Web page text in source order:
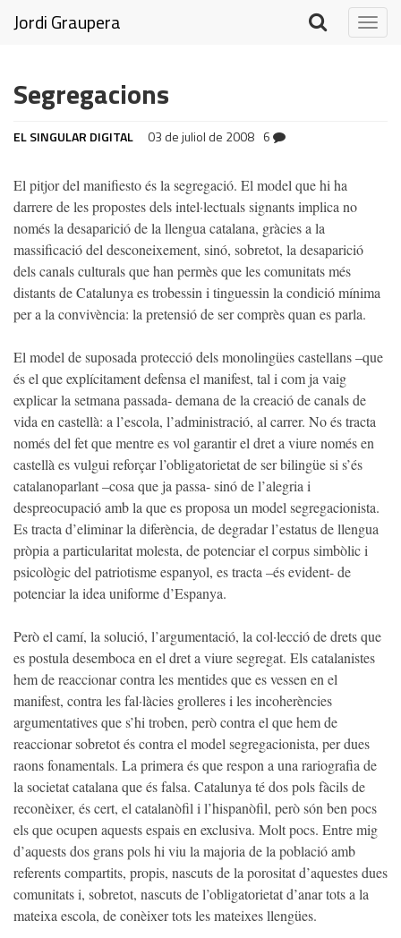
Jordi Graupera
Segregacions
EL SINGULAR DIGITAL 03 de juliol de 2008 6
El pitjor del manifiesto és la segregació. El model que hi ha
darrere de les propostes dels intel·lectuals signants implica no
només la desaparició de la llengua catalana, gràcies a la
massificació del desconeixement, sinó, sobretot, la desaparició
dels canals culturals que han permès que les comunitats més
distants de Catalunya es trobessin i tinguessin la condició mínima
per a la convivència: la pretensió de ser comprès quan es parla.
El model de suposada protecció dels monolingües castellans –que
és el que explícitament defensa el manifest, tal i com ja vaig
explicar la setmana passada- demana de la creació de canals de
vida en castellà: a l’escola, l’administració, al carrer. No és tracta
només del fet que mentre es vol garantir el dret a viure només en
castellà es vulgui reforçar l’obligatorietat de ser bilingüe si s’és
catalanoparlant –cosa que ja passa- sinó de l’alegria i
despreocupació amb la que es proposa un model segregacionista.
Es tracta d’eliminar la diferència, de degradar l’estatus de llengua
pròpia a particularitat molesta, de potenciar el corpus simbòlic i
psicològic del patriotisme espanyol, es tracta –és evident- de
potenciar la idea uniforme d’Espanya.
Però el camí, la solució, l’argumentació, la col·lecció de drets que
es postula desemboca en el dret a viure segregat. Els catalanistes
hem de reaccionar contra les mentides que es vessen en el
manifest, contra les fal·làcies grolleres i les incoherències
argumentatives que s’hi troben, però contra el que hem de
reaccionar sobretot és contra el model segregacionista, per dues
raons fonamentals. La primera és que respon a una rariografia de
la societat catalana que és falsa. Catalunya té dos pols fàcils de
reconèixer, és cert, el catalanòfil i l’hispanòfil, però són ben pocs
els que ocupen aquests espais en exclusiva. Molt pocs. Entre mig
d’aquests dos grans pols hi viu la majoria de la població amb
referents compartits, propis, nascuts de la porositat d’aquestes dues
comunitats i, sobretot, nascuts de l’obligatorietat d’anar tots a la
mateixa escola, de conèixer tots les mateixes llengües.